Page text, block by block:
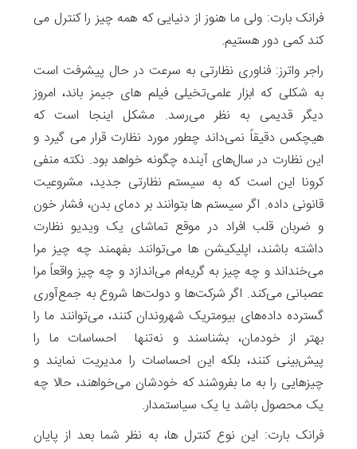
فرانک بارت: ولی ما هنوز از دنیایی که همه چیز را کنترل می
کند کمی دور هستیم.
راجر واترز: فناوری نظارتی به‌ سرعت در حال پیشرفت است
به شکلی که ابزار علمی‌تخیلی فیلم های جیمز باند، امروز
دیگر قدیمی به نظر می‌رسد. مشکل اینجا است که
هیچکس دقیقاً نمی‌داند چطور مورد نظارت قرار می گیرد و
این نظارت در سال‌های آینده چگونه خواهد بود. نکته منفی
کرونا این است که به سیستم نظارتی جدید، مشروعیت
قانونی داده. اگر سیستم ها بتوانند بر دمای بدن، فشار خون
و ضربان قلب افراد در موقع تماشای یک ویدیو نظارت
داشته باشند، اپلیکیشن ها می‌توانند بفهمند چه چیز مرا
می‌خنداند و چه چیز به گریه‌ام می‌اندازد و چه چیز واقعاً مرا
عصبانی می‌کند. اگر شرکت‌ها و دولت‌ها شروع به جمع‌آوری
گسترده داده‌های بیومتریک شهروندان کنند، می‌توانند ما را
بهتر از خودمان، بشناسند و نه‌تنها احساسات ما را
پیش‌بینی کنند، بلکه این احساسات را مدیریت نمایند و
چیزهایی را به ما بفروشند که خودشان می‌خواهند، حالا چه
یک محصول باشد یا یک سیاستمدار.
فرانک بارت: این نوع کنترل ها، به نظر شما بعد از پایان